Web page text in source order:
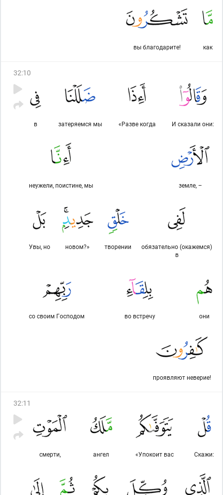
как
вы благодарите!
32:10
И сказали они:
«Разве когда
затеряемся мы
в
земле, –
неужели, поистине, мы
обязательно (окажемся)
в
творении
новом?»
Увы, но
они
во встречу
со своим Господом
проявляют неверие!
32:11
Скажи:
«Упокоит вас
ангел
смерти,